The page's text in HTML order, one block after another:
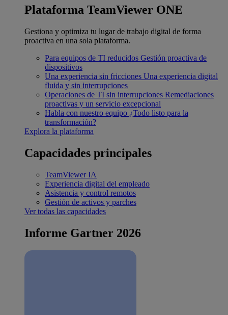
Plataforma TeamViewer ONE
Gestiona y optimiza tu lugar de trabajo digital de forma
proactiva en una sola plataforma.
Para equipos de TI reducidos Gestión proactiva de
dispositivos
Una experiencia sin fricciones Una experiencia digital
fluida y sin interrupciones
Operaciones de TI sin interrupciones Remediaciones
proactivas y un servicio excepcional
Habla con nuestro equipo ¿Todo listo para la
transformación?
Explora la plataforma
Capacidades principales
TeamViewer IA
Experiencia digital del empleado
Asistencia y control remotos
Gestión de activos y parches
Ver todas las capacidades
Informe Gartner 2026